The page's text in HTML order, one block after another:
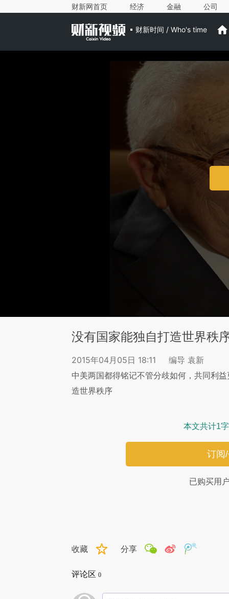
财新网首页 经济 金融 公司
财新时间 / Who's time
没有国家能独自打造世界秩
2015年04月05日 18:11
编导 袁新
中美两国都得铭记不管分歧如何，共同利
造世界秩序
本文共计1
订阅
已购买用
收藏 分享
评论区 0